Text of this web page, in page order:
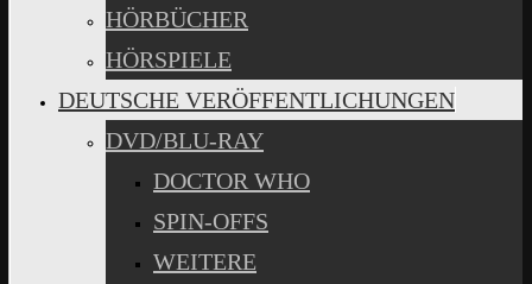
HÖRBÜCHER
HÖRSPIELE
DEUTSCHE VERÖFFENTLICHUNGEN
DVD/BLU-RAY
DOCTOR WHO
SPIN-OFFS
WEITERE